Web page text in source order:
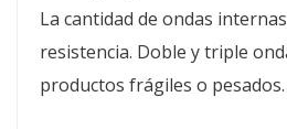
La cantidad de ondas
resistencia. Doble y triple
productos frágiles o pesados.